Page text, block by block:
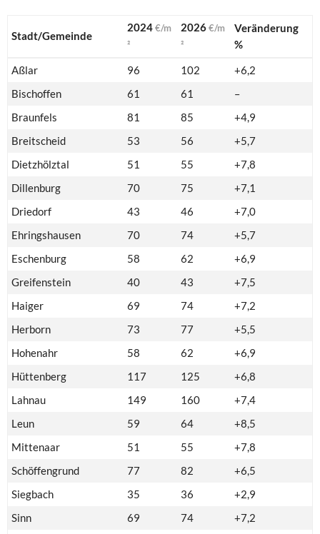
Stadt/Gemeinde
2024€/m
²
2026€/m
²
Veränderung
%
Aßlar
96 102
+6,2
Bischoffen
61 61
–
Braunfels
81 85
+4,9
Breitscheid
53 56
+5,7
Dietzhölztal
51 55
+7,8
Dillenburg
70 75
+7,1
Driedorf
43 46
+7,0
Ehringshausen
70 74
+5,7
Eschenburg
58 62
+6,9
Greifenstein
40 43
+7,5
Haiger
69 74
+7,2
Herborn
73 77
+5,5
Hohenahr
58 62
+6,9
Hüttenberg
117 125
+6,8
Lahnau
149 160
+7,4
Leun
59 64
+8,5
Mittenaar
51 55
+7,8
Schöffengrund
77 82
+6,5
Siegbach
35 36
+2,9
Sinn
69 74 +7,2